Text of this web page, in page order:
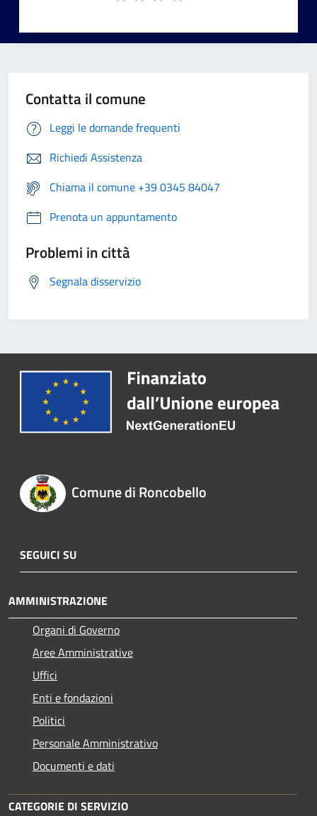
Contatta il comune
Leggi le domande frequenti
Richiedi Assistenza
Chiama il comune +39 0345 84047
Prenota un appuntamento
Problemi in città
Segnala disservizio
Comune di Roncobello
SEGUICI SU
AMMINISTRAZIONE
Organi di Governo
Aree Amministrative
Uffici
Enti e fondazioni
Politici
Personale Amministrativo
Documenti e dati
CATEGORIE DI SERVIZIO